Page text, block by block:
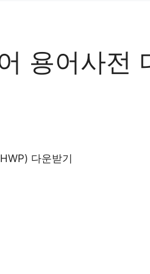
용어사전
다운받기